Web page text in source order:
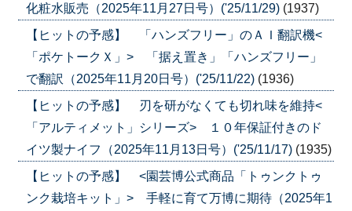
化粧水販売（2025年11月27日号）('25/11/29) (1937)
【ヒットの予感】 「ハンズフリー」のＡＩ翻訳機<
「ポケトークＸ」> 「据え置き」「ハンズフリー」
で翻訳（2025年11月20日号）('25/11/22) (1936)
【ヒットの予感】 刃を研がなくても切れ味を維持<
「アルティメット」シリーズ> １０年保証付きのド
イツ製ナイフ（2025年11月13日号）('25/11/17) (1935)
【ヒットの予感】 <園芸博公式商品「トゥンクトゥ
ンク栽培キット」> 手軽に育て万博に期待（2025年1